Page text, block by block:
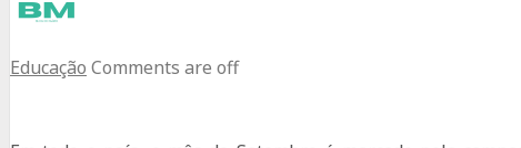
Educação Comments are off